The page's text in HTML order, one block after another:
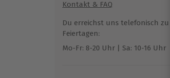
Mitzubringen: Kleidung
Rockabilly, Swing)
Kontakt & FAQ
Du erreichst uns telefonisch
Feiertagen:
Mo-Fr: 8-20 Uhr | Sa: 10-16 Uhr